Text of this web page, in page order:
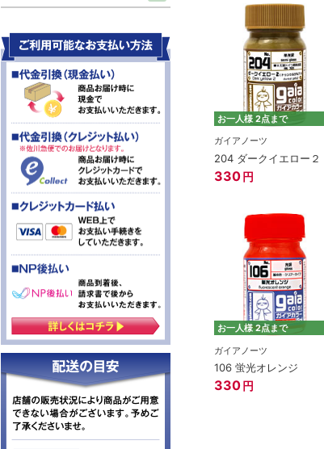
お一人様 2点まで
ガイアノーツ
204 ダークイエロー２
330 円
お一人様 2点まで
ガイアノーツ
106 蛍光オレンジ
330 円